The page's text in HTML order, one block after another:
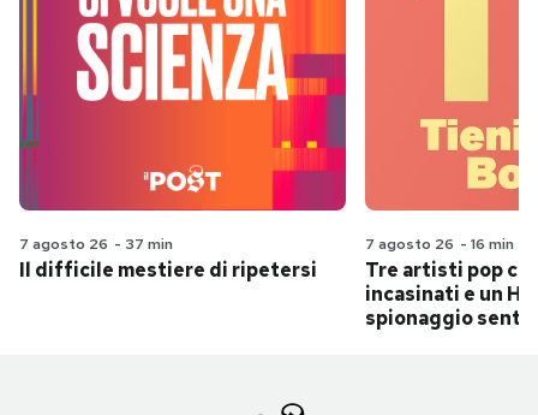
7 agosto 26 - 37 min
Il difficile mestiere di ripetersi
7 agosto 26 - 16 min
Tre artisti pop
incasinati e un
spionaggio